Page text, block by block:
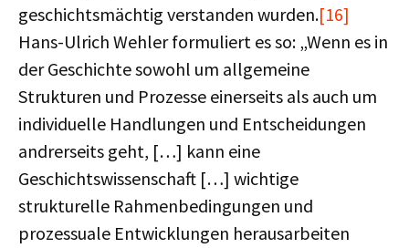
geschichtsmächtig verstanden wurden.[16]
Hans-Ulrich Wehler formuliert es so: „Wenn es in
der Geschichte sowohl um allgemeine
Strukturen und Prozesse einerseits als auch um
individuelle Handlungen und Entscheidungen
andrerseits geht, […] kann eine
Geschichtswissenschaft […] wichtige
strukturelle Rahmenbedingungen und
prozessuale Entwicklungen herausarbeiten